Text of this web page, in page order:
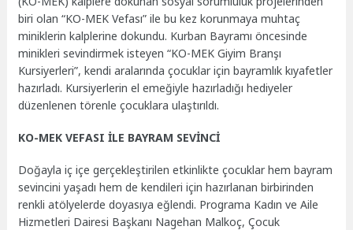
biri olan “KO-MEK Vefası” ile bu kez korunmaya muhtaç
miniklerin kalplerine dokundu. Kurban Bayramı öncesinde
minikleri sevindirmek isteyen “KO-MEK Giyim Branşı
Kursiyerleri”, kendi aralarında çocuklar için bayramlık kıyafetler
hazırladı. Kursiyerlerin el emeğiyle hazırladığı hediyeler
düzenlenen törenle çocuklara ulaştırıldı.
KO-MEK VEFASI İLE BAYRAM SEVİNCİ
Doğayla iç içe gerçekleştirilen etkinlikte çocuklar hem bayram
sevincini yaşadı hem de kendileri için hazırlanan birbirinden
renkli atölyelerde doyasıya eğlendi. Programa Kadın ve Aile
Hizmetleri Dairesi Başkanı Nagehan Malkoç, Çocuk